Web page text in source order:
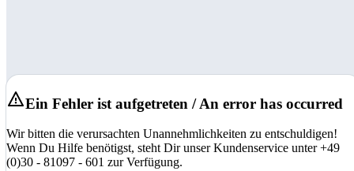
Ein Fehler ist aufgetreten / An error has occurred
Wir bitten die verursachten Unannehmlichkeiten zu entschuldigen!
Wenn Du Hilfe benötigst, steht Dir unser Kundenservice unter +49
(0)30 - 81097 - 601 zur Verfügung.